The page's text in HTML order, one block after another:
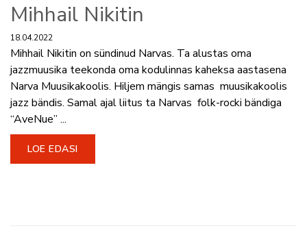
Mihhail Nikitin
18.04.2022
Mihhail Nikitin on sündinud Narvas. Ta alustas oma
jazzmuusika teekonda oma kodulinnas kaheksa aastasena
Narva Muusikakoolis. Hiljem mängis samas muusikakoolis
jazz bändis. Samal ajal liitus ta Narvas folk-rocki bändiga
“AveNue” ...
LOE EDASI